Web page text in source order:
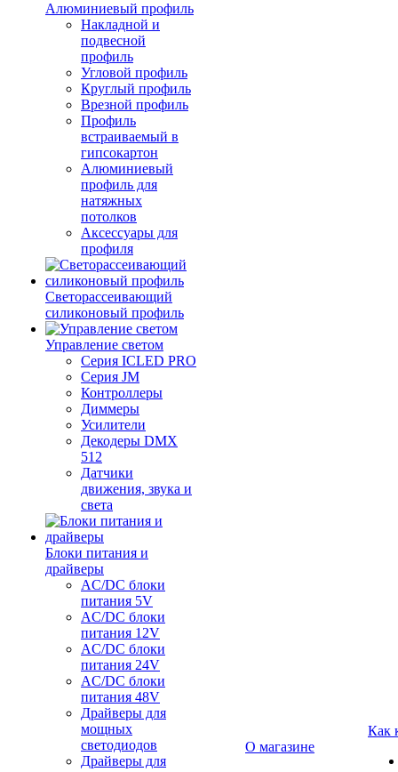
Алюминиевый профиль
Накладной и
подвесной
профиль
Угловой профиль
Круглый профиль
Врезной профиль
Профиль
встраиваемый в
гипсокартон
Алюминиевый
профиль для
натяжных
потолков
Аксессуары для
профиля
Светорассеивающий
силиконовый профиль
Управление светом
Серия ICLED PRO
Серия JM
Контроллеры
Диммеры
Усилители
Декодеры DMX
512
Датчики
движения, звука и
света
Блоки питания и
драйверы
AC/DC блоки
питания 5V
AC/DC блоки
питания 12V
AC/DC блоки
питания 24V
AC/DC блоки
питания 48V
Драйверы для
мощных
светодиодов
Драйверы для
О магазине
Как